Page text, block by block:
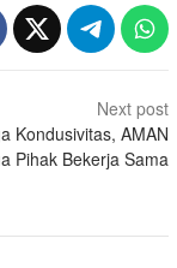
Next post
Kondusivitas, AMAN
Pihak Bekerja Sama